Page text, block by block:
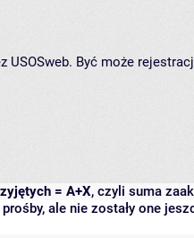
Być może
= A+X, czyli suma
ale nie zostały one